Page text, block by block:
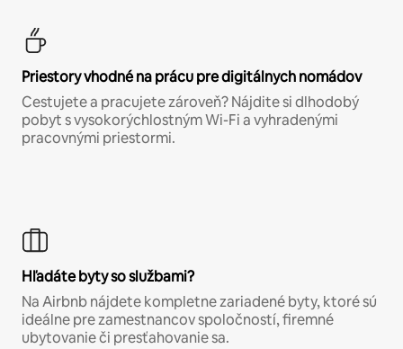
Priestory vhodné na prácu pre digitálnych nomádov
Cestujete a pracujete zároveň? Nájdite si dlhodobý
pobyt s vysokorýchlostným Wi-Fi a vyhradenými
pracovnými priestormi.
Hľadáte byty so službami?
Na Airbnb nájdete kompletne zariadené byty, ktoré sú
ideálne pre zamestnancov spoločností, firemné
ubytovanie či presťahovanie sa.